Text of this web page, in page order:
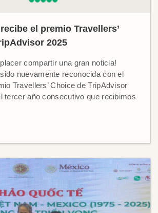
el premio Travellers’
2025
compartir una gran noticia!
nuevamente reconocida con el
Travellers’ Choice de TripAdvisor
tercer año consecutivo que recibimos